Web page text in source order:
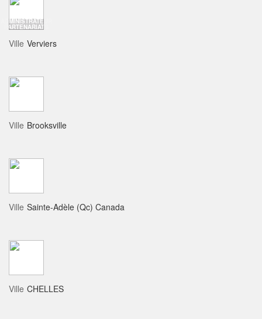
ADMINISTRATEUR
PARTENARIATS
Ville Verviers
Ville Brooksville
Ville Sainte-Adèle (Qc) Canada
Ville CHELLES